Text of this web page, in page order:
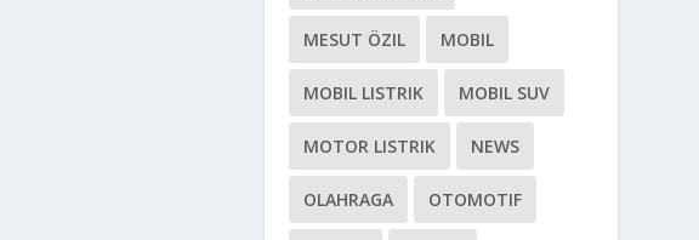
MESUT ÖZIL MOBIL
MOBIL LISTRIK MOBIL SUV
MOTOR LISTRIK NEWS
OLAHRAGA OTOMOTIF